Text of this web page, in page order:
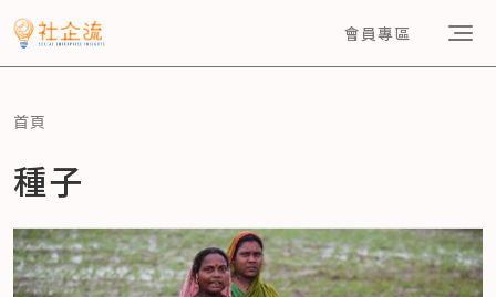
會員專區
首頁
種子